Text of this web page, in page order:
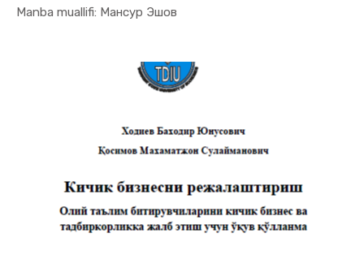
Manba muallifi: Мансур Эшов
In Tadbirk...